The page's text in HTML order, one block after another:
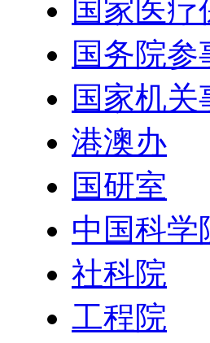
国家医疗
国务院参
国家机关
港澳办
国研室
中国科学
社科院
工程院